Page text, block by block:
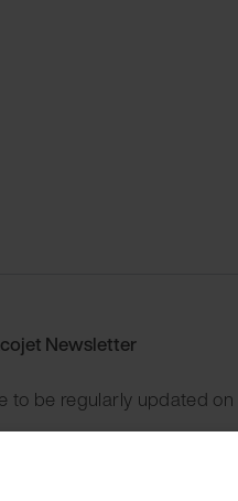
Newsletter
to be regularly updated